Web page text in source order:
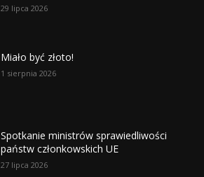
29 lipca 2026
Miało być złoto!
1 sierpnia 2026
Spotkanie ministrów sprawiedliwości
państw członkowskich UE
27 lipca 2026